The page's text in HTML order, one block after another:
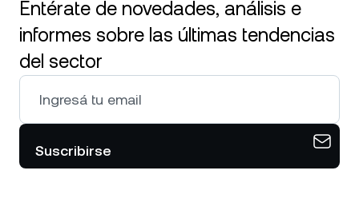
Entérate de novedades, análisis e
informes sobre las últimas tendencias
del sector
Suscribirse